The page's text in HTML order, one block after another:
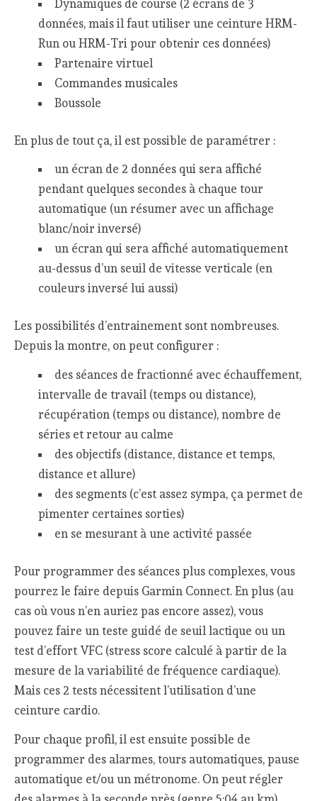
Dynamiques de course (2 écrans de 3
données, mais il faut utiliser une ceinture HRM-
Run ou HRM-Tri pour obtenir ces données)
Partenaire virtuel
Commandes musicales
Boussole
En plus de tout ça, il est possible de paramétrer :
un écran de 2 données qui sera affiché
pendant quelques secondes à chaque tour
automatique (un résumer avec un affichage
blanc/noir inversé)
un écran qui sera affiché automatiquement
au-dessus d’un seuil de vitesse verticale (en
couleurs inversé lui aussi)
Les possibilités d’entrainement sont nombreuses.
Depuis la montre, on peut configurer :
des séances de fractionné avec échauffement,
intervalle de travail (temps ou distance),
récupération (temps ou distance), nombre de
séries et retour au calme
des objectifs (distance, distance et temps,
distance et allure)
des segments (c’est assez sympa, ça permet de
pimenter certaines sorties)
en se mesurant à une activité passée
Pour programmer des séances plus complexes, vous
pourrez le faire depuis Garmin Connect. En plus (au
cas où vous n’en auriez pas encore assez), vous
pouvez faire un teste guidé de seuil lactique ou un
test d’effort VFC (stress score calculé à partir de la
mesure de la variabilité de fréquence cardiaque).
Mais ces 2 tests nécessitent l’utilisation d’une
ceinture cardio.
Pour chaque profil, il est ensuite possible de
programmer des alarmes, tours automatiques, pause
automatique et/ou un métronome. On peut régler